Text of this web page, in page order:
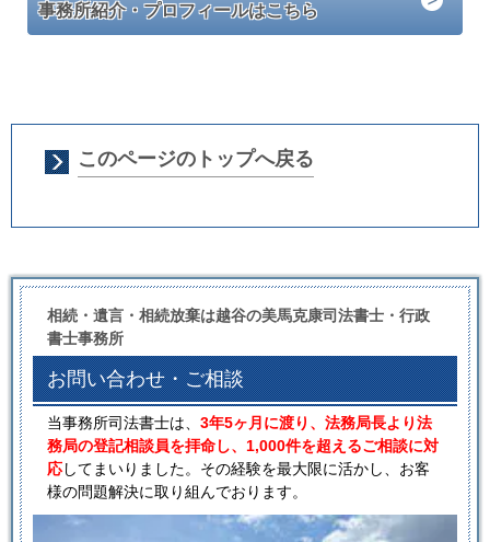
事務所紹介・プロフィールはこちら
このページのトップへ戻る
相続・遺言・相続放棄は越谷の美馬克康司法書士・行政
書士事務所
お問い合わせ・ご相談
当事務所司法書士は、 3年5ヶ月に渡り、法務局長より法
務局の登記相談員を拝命し、1,000件を超えるご相談に対
応してまいりました。その経験を最大限に活かし、お客
様の問題解決に取り組んでおります。